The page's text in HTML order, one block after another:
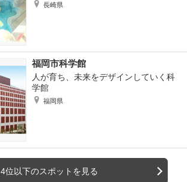
長崎県
福岡市科学館
人が育ち、未来をデザインしていく科
学館
福岡県
4位以下のスポットを見る